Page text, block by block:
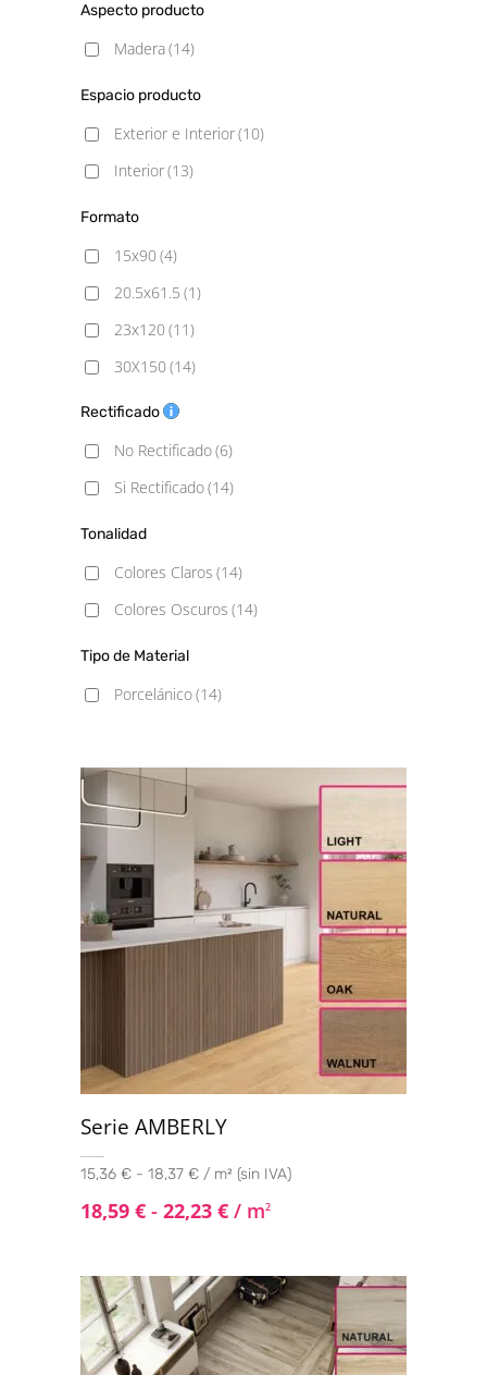
Aspecto producto
Madera(14)
Espacio producto
Exterior e Interior(10)
Interior(13)
Formato
15x90 (4)
20.5x61.5 (1)
23x120 (11)
30X150 (14)
Rectificado
No Rectificado(6)
Si Rectificado(14)
Tonalidad
Colores Claros (14)
Colores Oscuros (14)
Tipo de Material
Porcelánico(14)
Serie AMBERLY
15,36 € - 18,37 € / m² (sin IVA)
18,59 € - 22,23 € / m2